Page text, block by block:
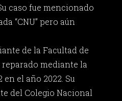
caso fue mencionado
“CNU” pero aún
de la Facultad de
mediante la
el año 2022. Su
del Colegio Nacional